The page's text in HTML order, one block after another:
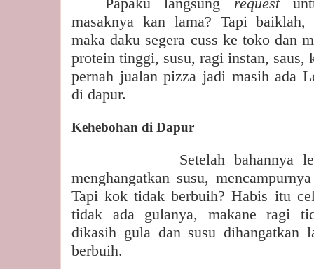
masaknya kan lama? Tapi baiklah,
maka daku segera cuss ke toko dan
protein tinggi, susu, ragi instan,
pernah jualan pizza jadi masih ada
di dapur.
Kehebohan di Dapur
Setelah bahannya
menghangatkan susu,
Tapi kok tidak berbuih? Habis itu
tidak ada gulanya, makane ragi
dikasih gula dan susu dihangatkan
berbuih.